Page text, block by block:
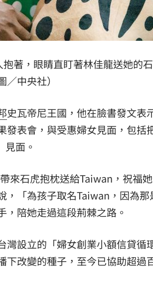
著，眼睛直盯著林佳龍送她的
中央社）
史瓦帝尼王國，他在臉書發文表
表會，與受惠婦女見面，包括
面。
來石虎抱枕送給Taiwan，祝福
，「為孩子取名Taiwan，因為
陪她走過這段荊棘之路。
設立的「婦女創業小額信貸循
改變的種子，至今已協助超過